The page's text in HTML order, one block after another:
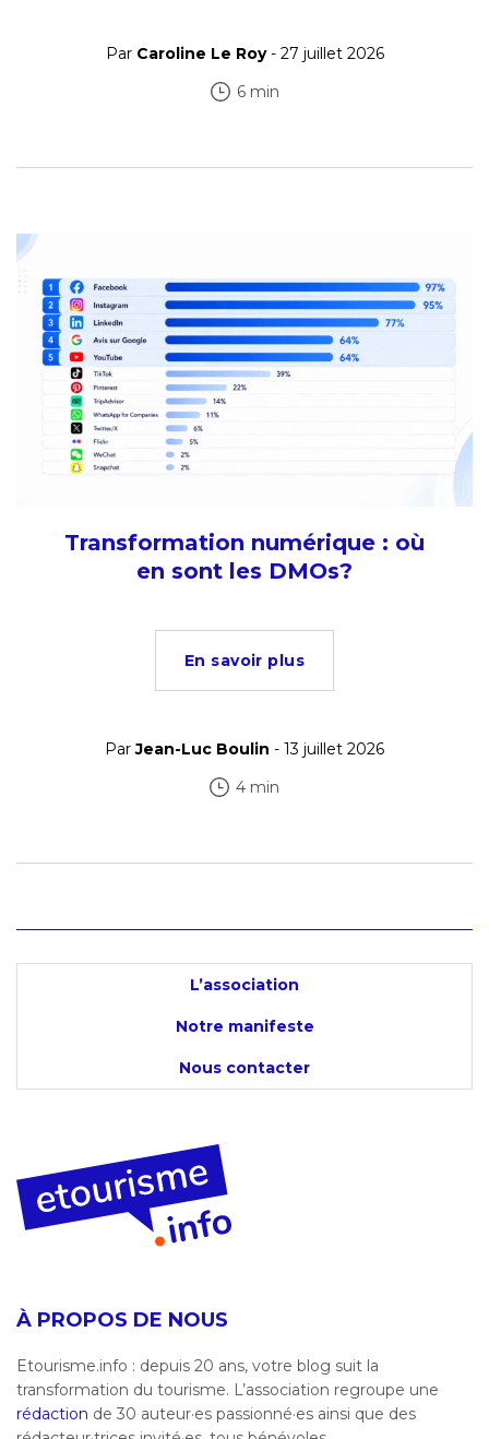
Par Caroline Le Roy- 27 juillet 2026
6 min
Transformation numérique : où
en sont les DMOs?
En savoir plus
ParJean-Luc Boulin - 13 juillet 2026
4 min
L’association
Notre manifeste
Nous contacter
À PROPOS DE NOUS
Etourisme.info : depuis 20 ans, votre blog suit la
transformation du tourisme. L’association regroupe une
rédaction de 30 auteur·es passionné·es ainsi que des